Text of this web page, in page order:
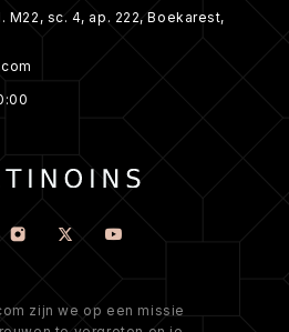
M22, sc. 4, ap. 222, Boekarest,
zijn we op een missie